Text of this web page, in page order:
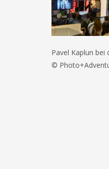
Pavel Kaplun
©